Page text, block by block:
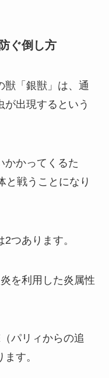
ぐ倒し方
獣「銀獣」は、通
出現するという
かかってくるた
と戦うことになり
つあります。
を利用した炎属性
パリィからの追
す。